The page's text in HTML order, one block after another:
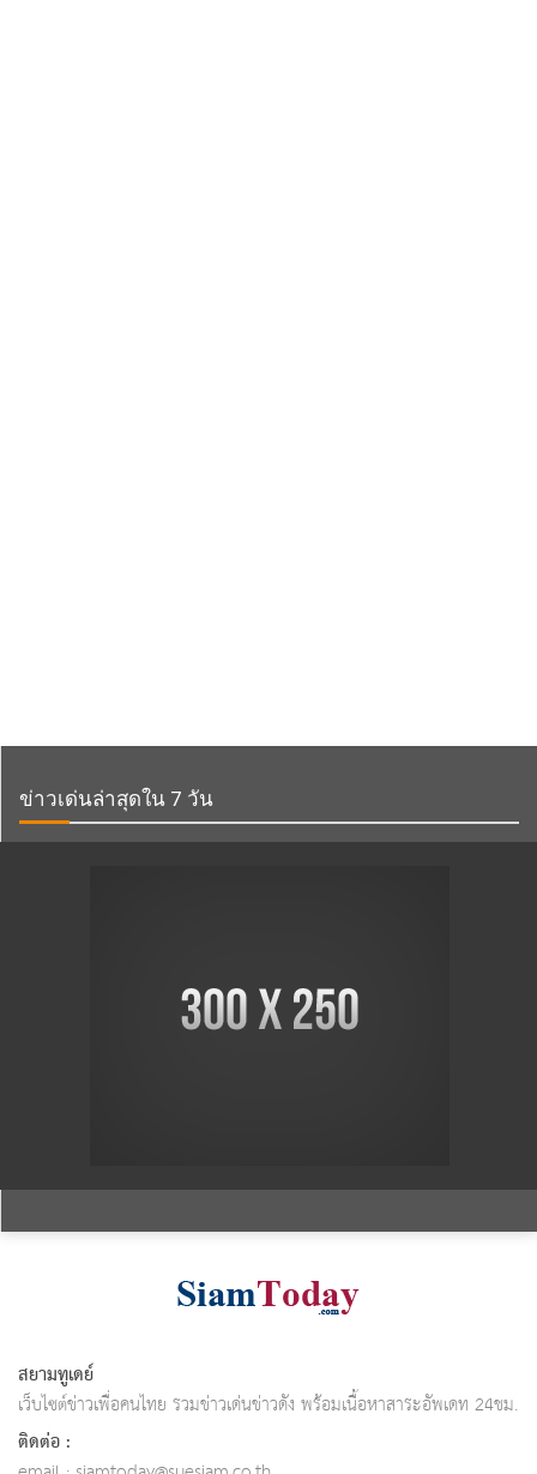
ข่าวเด่นล่าสุดใน 7 วัน
สยามทูเดย์
เว็บไซต์ข่าวเพื่อคนไทย รวมข่าวเด่นข่าวดัง พร้อมเนื้อหาสาระอัพเดท 24ชม.
ติดต่อ :